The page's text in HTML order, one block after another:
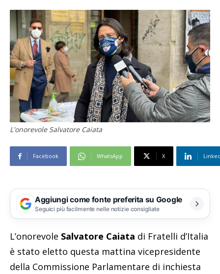
L'onorevole Salvatore Caiata
Facebook WhatsApp X
Aggiungi come fonte preferita su Google
Seguici più facilmente nelle notizie consigliate
L’onorevole Salvatore Caiata di Fratelli d’Italia
è stato eletto questa mattina vicepresidente
della Commissione Parlamentare di inchiesta